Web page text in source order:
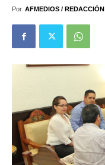
Por AFMEDIOS / REDACCIÓN